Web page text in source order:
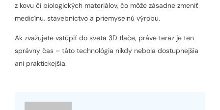
z kovu či biologických materiálov, čo môže zásadne zmeniť
medicínu, stavebníctvo a priemyselnú výrobu.
Ak zvažujete vstúpiť do sveta 3D tlače, práve teraz je ten
správny čas – táto technológia nikdy nebola dostupnejšia
ani praktickejšia.